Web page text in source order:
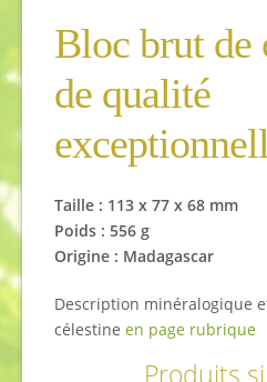
Bloc brut de
de qualité
Taille : 113 x 77 x 68 mm
Poids : 556 g
Origine : Madagascar
Description minéralogique
célestineen page rubrique
Produits